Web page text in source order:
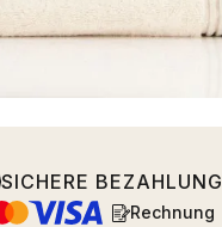
SICHERE BEZAHLUNG
Rechnung